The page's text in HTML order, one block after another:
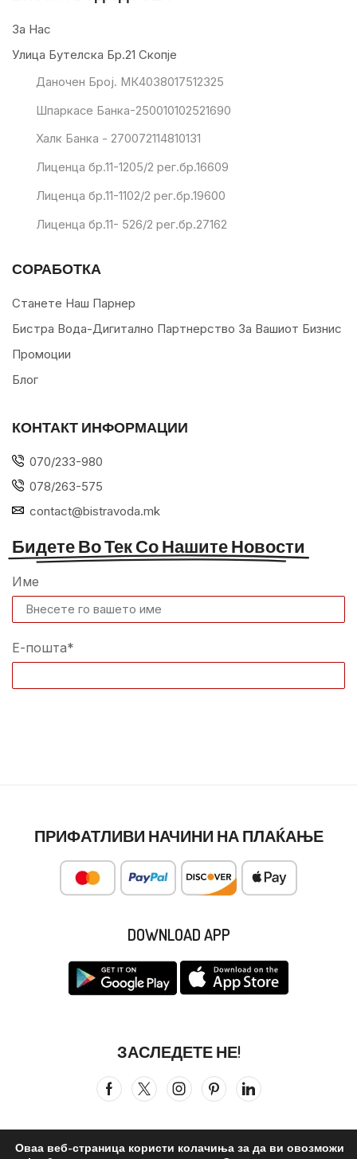
За Нас
Улица Бутелска Бр.21 Скопје
Даночен Број. МК4038017512325
Шпаркасе Банка-250010102521690
Халк Банка - 270072114810131
Лиценца бр.11-1205/2 рег.бр.16609
Лиценца бр.11-1102/2 рег.бр.19600
Лиценца бр.11- 526/2 рег.бр.27162
СОРАБОТКА
Станете Наш Парнер
Бистра Вода-Дигитално Партнерство За Вашиот Бизнис
Промоции
Блог
КОНТАКТ ИНФОРМАЦИИ
070/233-980
078/263-575
contact@bistravoda.mk
Бидете Во Тек Со Нашите Новости
Име
Е-пошта*
ПРИФАТЛИВИ НАЧИНИ НА ПЛАЌАЊЕ
DOWNLOAD APP
ЗАСЛЕДЕТЕ НЕ!
Оваа веб-страница користи колачиња за да ви овозможи